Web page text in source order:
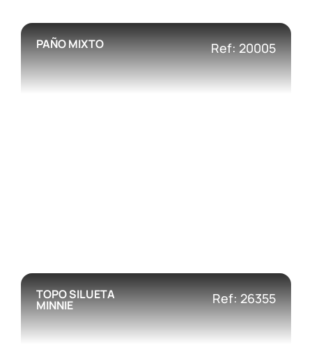
PAÑO MIXTO Ref: 20005
TOPO SILUETA
MINNIE Ref: 26355